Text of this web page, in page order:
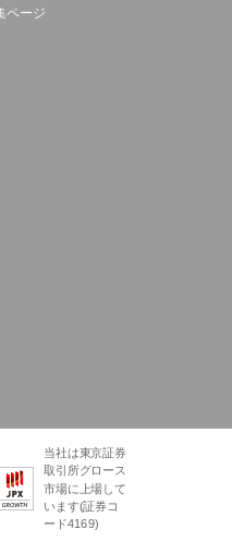
ページ
当社は東京証券
取引所グロース
市場に上場して
います(証券コ
ード4169)